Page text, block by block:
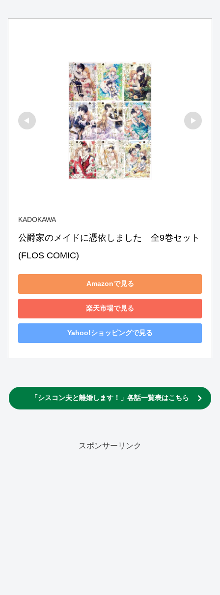
KADOKAWA
公爵家のメイドに憑依しました　全9巻セット
(FLOS COMIC)
Amazonで見る
楽天市場で見る
Yahoo!ショッピングで見る
「シスコン夫と離婚します！」各話一覧表はこちら
スポンサーリンク